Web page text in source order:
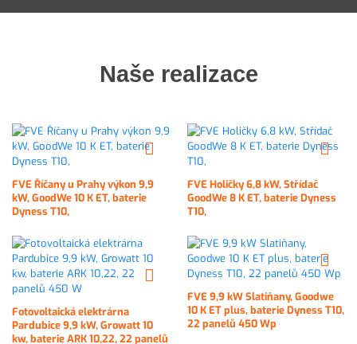
Naše realizace
FVE Říčany u Prahy výkon 9,9
kW, GoodWe 10 K ET, baterie
Dyness T10,
FVE Holičky 6,8 kW, Střídač
GoodWe 8 K ET, baterie Dyness
T10,
Fotovoltaická elektrárna
Pardubice 9,9 kW, Growatt 10
kw, baterie ARK 10,22, 22 panelů
FVE 9,9 kW Slatiňany, Goodwe
10 K ET plus, baterie Dyness T10,
22 panelů 450 Wp